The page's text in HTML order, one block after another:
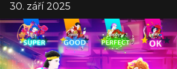
30. září 2025